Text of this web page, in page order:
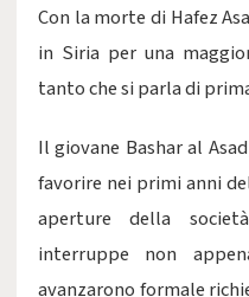
Con la morte di Hafez
in Siria per una
tanto che si parla di
Il giovane Bashar al
favorire nei primi anni
aperture della
interruppe non
avanzarono formale